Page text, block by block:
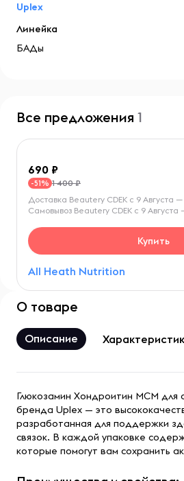
Uplex
Линейка
БАДы
Все предложения 1
690
-51% 1 400 ₽
All Heath Nutrition
Доставка Beautery CDEK с 9 Августа —
Самовывоз Beautery CDEK с 9 Августа
Купить
О товаре
Описание
Глюкозамин Хондроитин МСМ для
бренда Uplex — это
разработанная для поддержки
связок. В каждой упаковке
которые помогут вам сохранить